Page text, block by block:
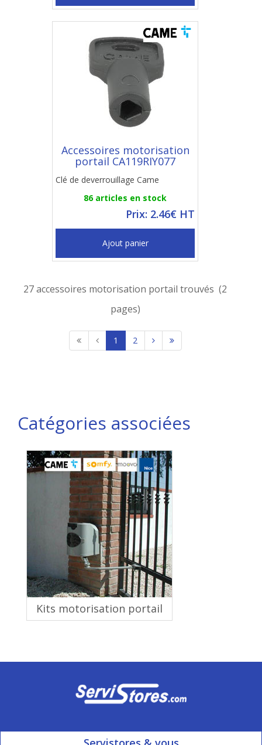
Accessoires motorisation
portail CA119RIY077
Clé de deverrouillage Came
86 articles en stock
Prix: 2.46€ HT
Ajout panier
27 accessoires motorisation portail trouvés (2
pages)
1 2
Catégories associées
Kits motorisation portail